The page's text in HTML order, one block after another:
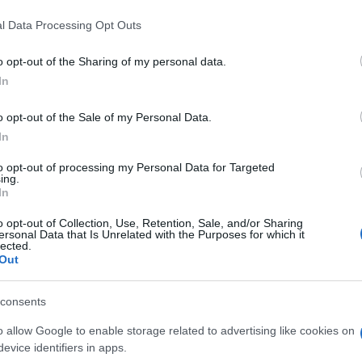
but not limited to your visit or usage behaviour. You may
consent section.
Data Processing Opt Outs
opt-out of the Sharing of my personal data.
opt-out of the Sale of my Personal Data.
opt-out of processing my Personal Data for Targeted
opt-out of Collection, Use, Retention, Sale, and/or Sharing
Data that Is Unrelated with the Purposes for which it
allow Google to enable storage related to advertising like cookies on
identifiers in apps.
Marc Ayrault che, in una circolare, invita
partecipare a una sessione di
Quarantacinque minuti di formazione,
l”attuale ministra per i Diritti delle donne.
Sthephane Le Foll, responsabile